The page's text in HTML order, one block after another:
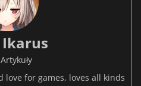
Ikarus
love for games, loves all kinds